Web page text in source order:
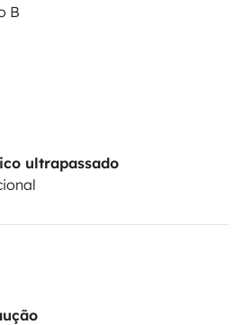
B
ultrapassado